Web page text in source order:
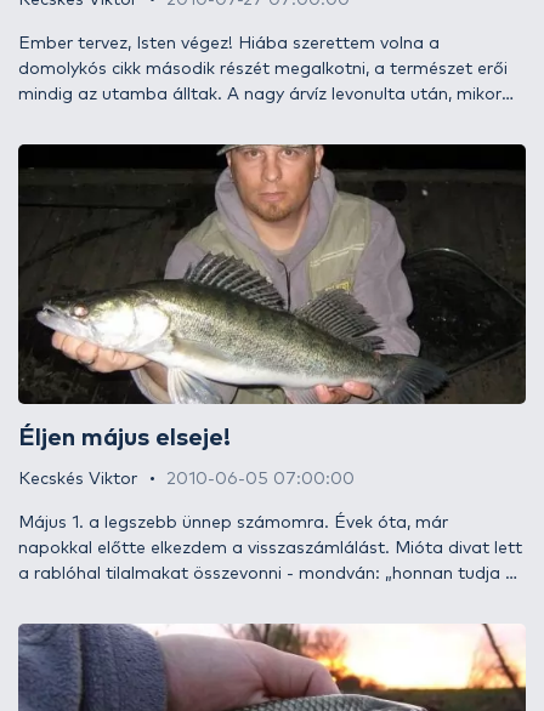
Ember tervez, Isten végez! Hiába szerettem volna a
domolykós cikk második részét megalkotni, a természet erői
mindig az utamba álltak. A nagy árvíz levonulta után, mikor
felcsillant a remény és hívtam Géza cimborámat, hogy ha ráér
a hétvégén, megtámadhatjuk a folyót. Mire ő visszakérdezett:
„Nem hallgatod a híreket? Ma ismét harmadfokú az
árvízkészültség.” Megnéztem a vízállást: 1 nap alatt 2,5
métert emelkedett az Ipoly. Esetleg homokzsákot pakolni
mehetünk, a horgászattal még egy jó darabig várni kell…!
Éljen május elseje!
Kecskés Viktor 2010-06-05 07:00:00
Május 1. a legszebb ünnep számomra. Évek óta, már
napokkal előtte elkezdem a visszaszámlálást. Mióta divat lett
a rablóhal tilalmakat összevonni - mondván: „honnan tudja az
szemem sír, a másik nevet. Sír, mert nem üldözhetem a
ragadozó halakat, viszont nevet is, mert azok sem, akik csuka,
harcsa horgászatára hivatkozva szeretnék tizedelni az ívó
süllőket.